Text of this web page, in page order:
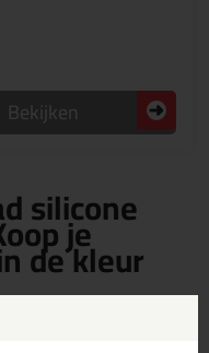
Bekijken
silicone
je
de kleur
Op Sika shop vind je een